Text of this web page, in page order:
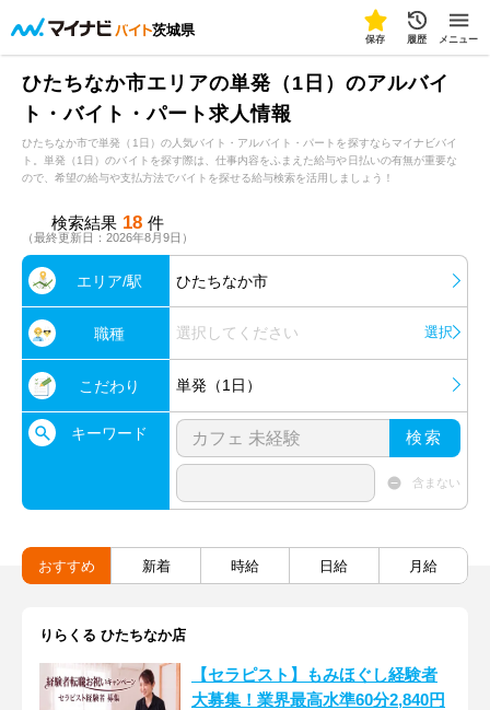
茨城県
保存 履歴 メニュー
ひたちなか市エリアの単発（1日）のアルバイ
ト・バイト・パート求人情報
ひたちなか市で単発（1日）の人気バイト・アルバイト・パートを探すならマイナビバイ
ト。単発（1日）のバイトを探す際は、仕事内容をふまえた給与や日払いの有無が重要な
ので、希望の給与や支払方法でバイトを探せる給与検索を活用しましょう！
検索結果 18 件
（最終更新日：2026年8月9日）
エリア/駅 ひたちなか市
職種 選択してください 選択
こだわり 単発（1日）
キーワード 検索
含まない
おすすめ 新着 時給 日給 月給
りらくる ひたちなか店
【セラピスト】もみほぐし経験者
大募集！業界最高水準60分2,840円